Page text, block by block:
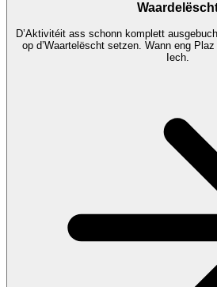
D’Aktivitéit ass schonn komplett
op d’Waartelëscht setzen. Wann eng
Iech.